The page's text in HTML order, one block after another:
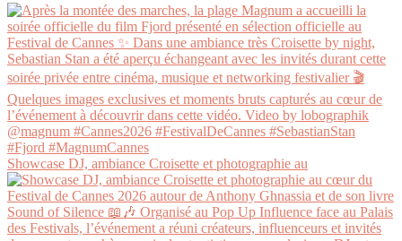
Showcase DJ, ambiance Croisette et photographie au